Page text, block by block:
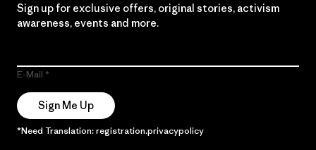
Sign up for exclusive offers, original stories, activism
awareness, events and more.
E-Mail
Sign Me Up
*Need Translation: registration.privacypolicy